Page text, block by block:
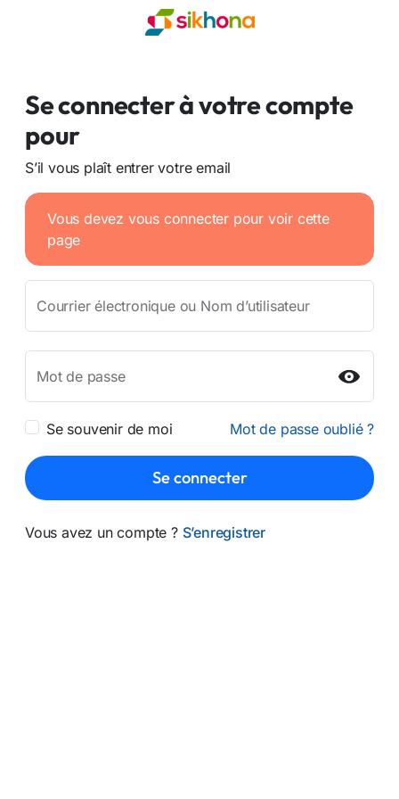
Se connecter à votre compte
pour
S’il vous plaît entrer votre email
Vous devez vous connecter pour voir cette
page
Courrier électronique ou Nom d’utilisateur
Mot de passe
Se souvenir de moi Mot de passe oublié ?
Se connecter
Vous avez un compte ? S’enregistrer